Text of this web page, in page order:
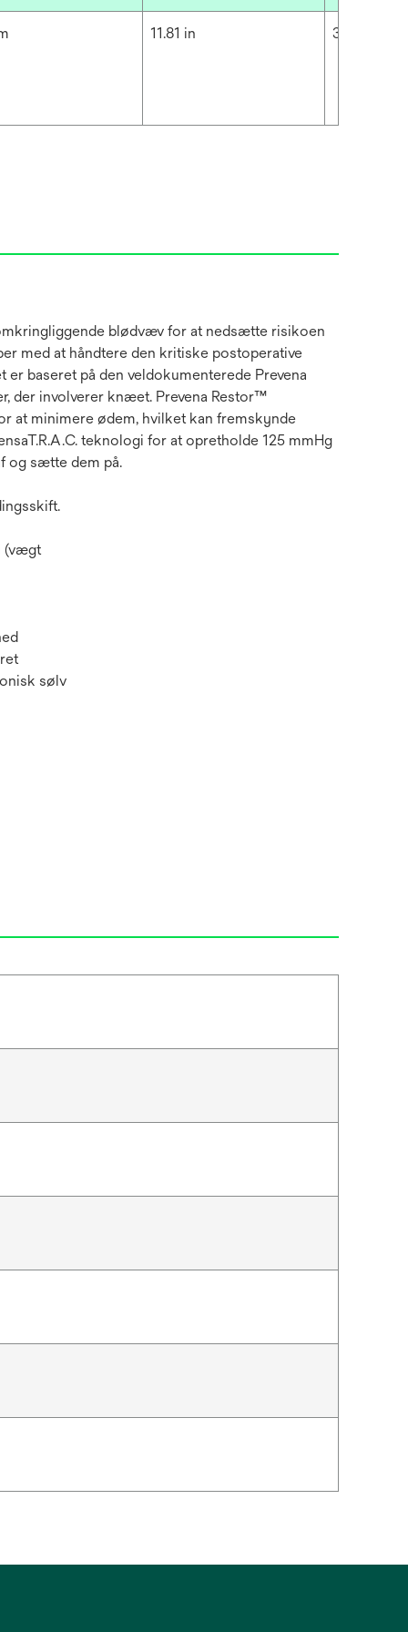
11.81 in 30 cm
blødvæv for at nedsætte risikoen
med at håndtere den kritiske postoperative
baseret på den veldokumenterede Prevena
der involverer knæet. Prevena Restor™
at minimere ødem, hvilket kan fremskynde
teknologi for at opretholde 125 mmHg
og sætte dem på.
(vægt
sølv